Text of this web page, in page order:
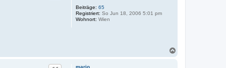
Beiträge: 65
Registriert: So Jun 18, 2006 5:01 pm
Wohnort: Wien
mario